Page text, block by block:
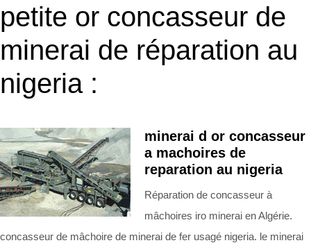
petite or concasseur de
minerai de réparation au
nigeria :
minerai d or concasseur
a machoires de
reparation au nigeria
Réparation de concasseur à
mâchoires iro minerai en Algérie.
concasseur de mâchoire de minerai de fer usagé nigeria. le minerai